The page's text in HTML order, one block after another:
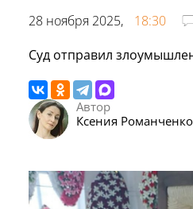
28 ноября 2025, 18:30
Суд отправил
Автор
Ксения Романченко